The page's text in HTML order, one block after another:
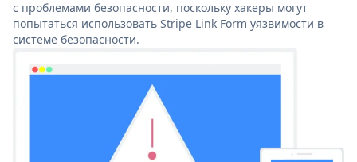
с проблемами безопасности, поскольку хакеры могут
попытаться использовать Stripe Link Form уязвимости в
системе безопасности.